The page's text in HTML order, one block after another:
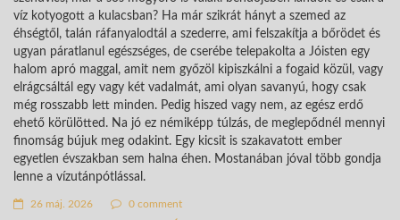
víz kotyogott a kulacsban? Ha már szikrát hányt a szemed az
éhségtől, talán ráfanyalodtál a szederre, ami felszakítja a bőrödet és
ugyan páratlanul egészséges, de cserébe telepakolta a Jóisten egy
halom apró maggal, amit nem győzöl kipiszkálni a fogaid közül, vagy
elrágcsáltál egy vagy két vadalmát, ami olyan savanyú, hogy csak
még rosszabb lett minden. Pedig hiszed vagy nem, az egész erdő
ehető körülötted. Na jó ez némiképp túlzás, de meglepődnél mennyi
finomság bújuk meg odakint. Egy kicsit is szakavatott ember
egyetlen évszakban sem halna éhen. Mostanában jóval több gondja
lenne a vízutánpótlással.
26 máj. 2026 0 comment